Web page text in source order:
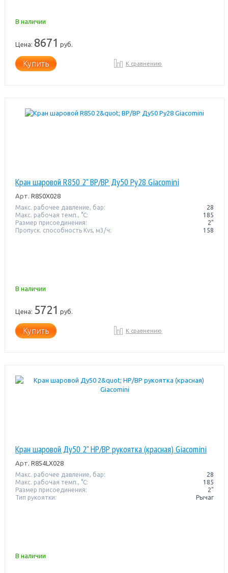
В наличии
Цена: 8671 руб.
Купить К сравнению
Кран шаровой R850 2" ВР/ВР Ду50 Pу28 Giacomini
Арт. R850X028
Макс. рабочее давление, бар:
28
Макс. рабочая темп., °С:
185
Размер присоединения:
2"
Пропуск. способность Kvs, м3/ч:
158
В наличии
Цена: 5721 руб.
Купить К сравнению
Кран шаровой Ду50 2" НР/ВР рукоятка (красная) Giacomini
Арт. R854LX028
Макс. рабочее давление, бар:
28
Макс. рабочая темп., °С:
185
Размер присоединения:
2"
Тип рукоятки:
Рычаг
В наличии